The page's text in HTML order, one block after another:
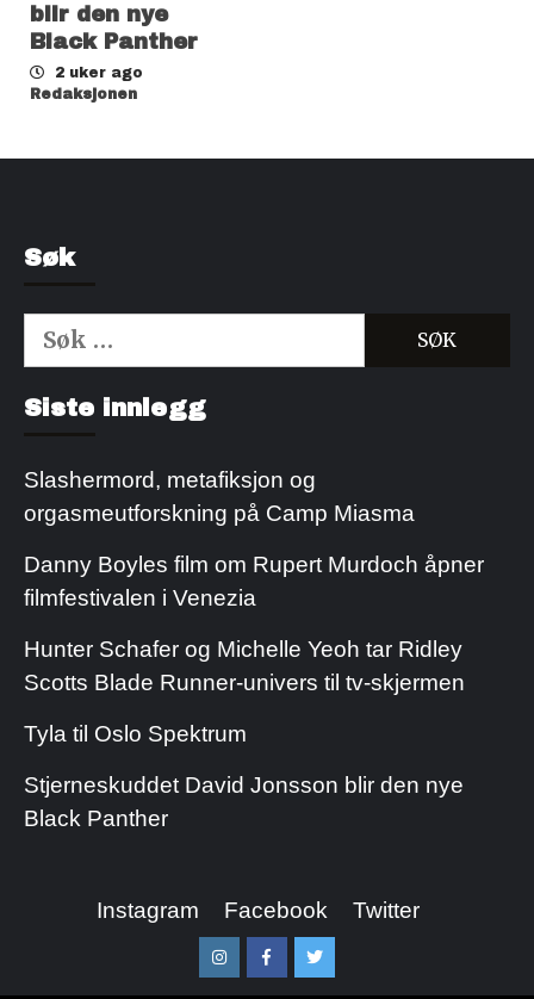
blir den nye
Black Panther
2 uker ago
Redaksjonen
Søk
Søk
etter:
Siste innlegg
Slashermord, metafiksjon og
orgasmeutforskning på Camp Miasma
Danny Boyles film om Rupert Murdoch åpner
filmfestivalen i Venezia
Hunter Schafer og Michelle Yeoh tar Ridley
Scotts Blade Runner-univers til tv-skjermen
Tyla til Oslo Spektrum
Stjerneskuddet David Jonsson blir den nye
Black Panther
Instagram Facebook Twitter
InstagramFacebookTwitter